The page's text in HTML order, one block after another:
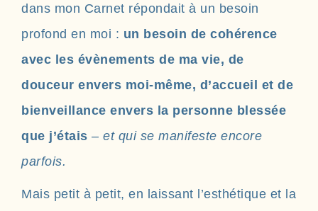
dans mon Carnet répondait à un besoin
profond en moi : un besoin de cohérence
avec les évènements de ma vie, de
douceur envers moi-même, d’accueil et de
bienveillance envers la personne blessée
que j’étais – et qui se manifeste encore
parfois.
Mais petit à petit, en laissant l’esthétique et la